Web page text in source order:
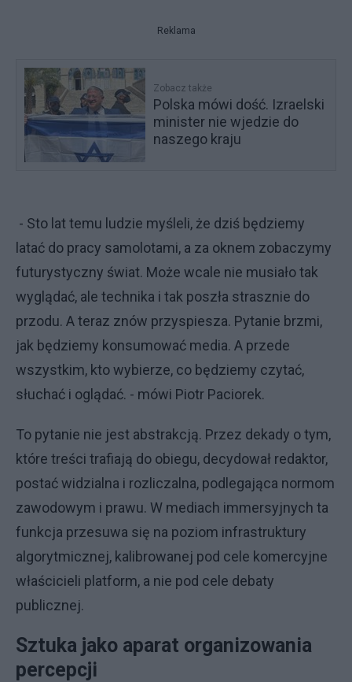
Reklama
Zobacz także
Polska mówi dość. Izraelski
minister nie wjedzie do
naszego kraju
- Sto lat temu ludzie myśleli, że dziś będziemy
latać do pracy samolotami, a za oknem zobaczymy
futurystyczny świat. Może wcale nie musiało tak
wyglądać, ale technika i tak poszła strasznie do
przodu. A teraz znów przyspiesza. Pytanie brzmi,
jak będziemy konsumować media. A przede
wszystkim, kto wybierze, co będziemy czytać,
słuchać i oglądać. - mówi Piotr Paciorek.
To pytanie nie jest abstrakcją. Przez dekady o tym,
które treści trafiają do obiegu, decydował redaktor,
postać widzialna i rozliczalna, podlegająca normom
zawodowym i prawu. W mediach immersyjnych ta
funkcja przesuwa się na poziom infrastruktury
algorytmicznej, kalibrowanej pod cele komercyjne
właścicieli platform, a nie pod cele debaty
publicznej.
Sztuka jako aparat organizowania
percepcji